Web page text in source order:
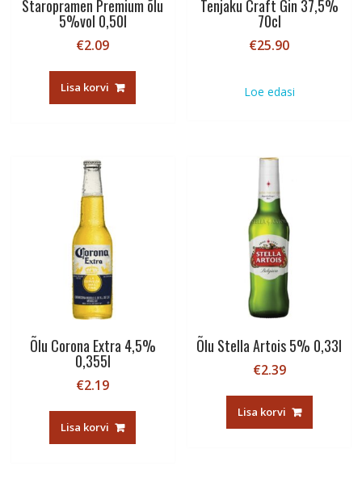
Staropramen Premium õlu
5%vol 0,50l
€2.09
Lisa korvi
Tenjaku Craft Gin 37,5%
70cl
€25.90
Loe edasi
Õlu Corona Extra 4,5%
0,355l
€2.19
Lisa korvi
Õlu Stella Artois 5% 0,33l
€2.39
Lisa korvi